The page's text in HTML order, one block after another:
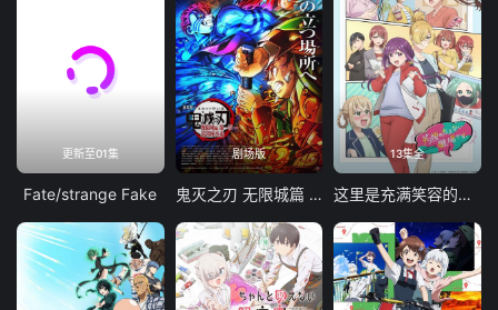
更新至01集
Fate/strange Fake
剧场版
鬼灭之刃 无限城篇 第一章 猗窝座再袭
13集全
这里是充满笑容的职场。